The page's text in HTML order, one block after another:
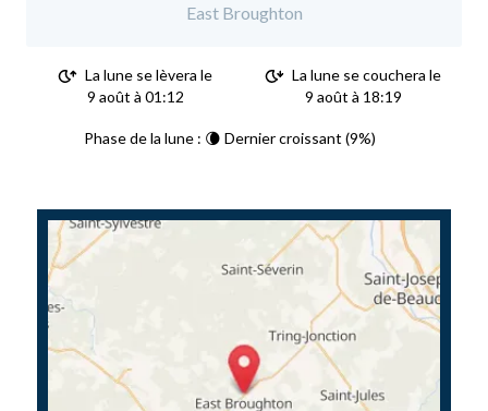
East Broughton
La lune se lèvera le
9 août à 01:12
La lune se couchera le
9 août à 18:19
Phase de la lune : 🌘 Dernier croissant (9%)